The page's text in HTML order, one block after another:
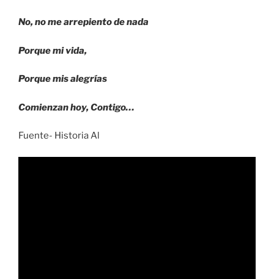
No, no me arrepiento de nada
Porque mi vida,
Porque mis alegrías
Comienzan hoy, Contigo…
Fuente- Historia Al